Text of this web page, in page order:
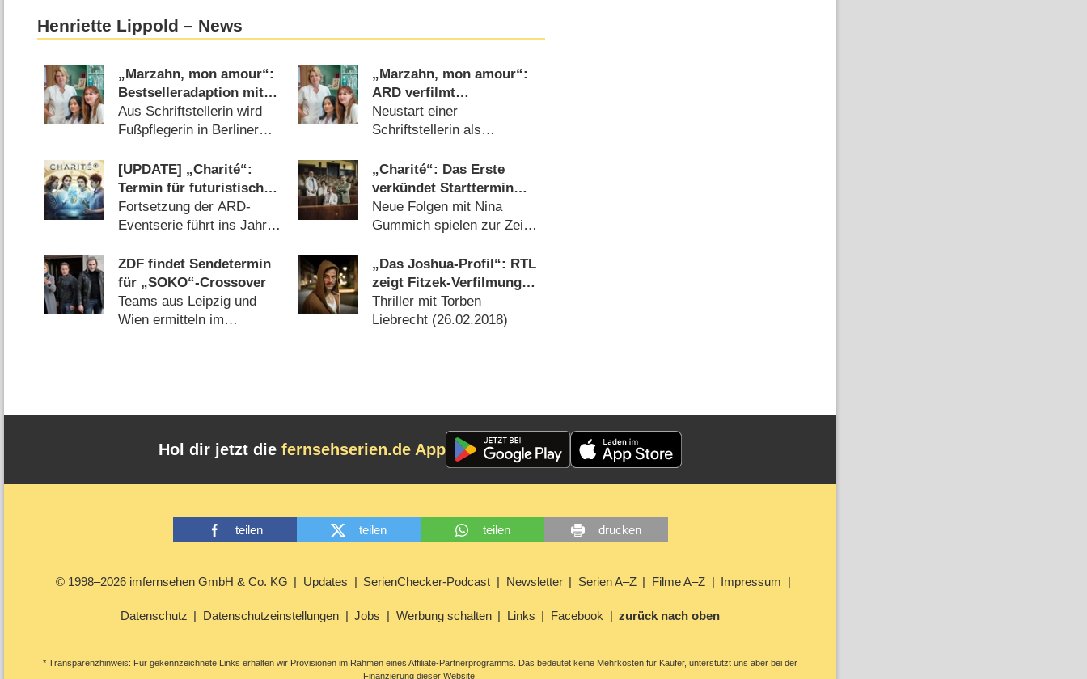
Henriette Lippold – News
„Marzahn, mon amour“:
Bestselleradaption mit
Free-TV-Termin im Ersten
Aus Schriftstellerin wird
Fußpflegerin in Berliner
„Marzahn, mon amour“:
ARD verfilmt
Erfolgsroman als
Miniserie
Neustart einer
Schriftstellerin als
Marzahn (25.06.2024)
[UPDATE] „Charité“:
Termin für futuristische
Staffel 4 verkündet
Fortsetzung der ARD-
Eventserie führt ins Jahr
„Charité“: Das Erste
verkündet Starttermin
der dritten Staffel
Neue Folgen mit Nina
Gummich spielen zur Zeit
13.10.2020)
ZDF findet Sendetermin
für „SOKO“-Crossover
Teams aus Leipzig und
Wien ermitteln im
„Das Joshua-Profil“: RTL
zeigt Fitzek-Verfilmung
an Karfreitag
Thriller mit Torben
Liebrecht (26.02.2018)
Hol dir jetzt die fernsehserien.de App
teilen teilen teilen drucken
© 1998–2026 imfernsehen GmbH & Co. KG Updates SerienChecker-Podcast Newsletter Serien A–Z Filme A–Z Impressum
Datenschutz Datenschutzeinstellungen Jobs Werbung schalten Links Facebook zurück nach oben
* Transparenzhinweis: Für gekennzeichnete Links erhalten wir Provisionen im Rahmen eines Affiliate-Partnerprogramms. Das bedeutet keine Mehrkosten für Käufer, unterstützt uns aber bei der
Finanzierung dieser Website.